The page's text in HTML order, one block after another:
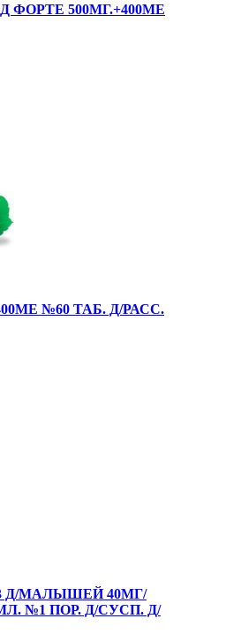
500МГ.+400МЕ
№60 ТАБ. Д/РАСС.
Д/МАЛЫШЕЙ 40МГ/
№1 ПОР. Д/СУСП. Д/